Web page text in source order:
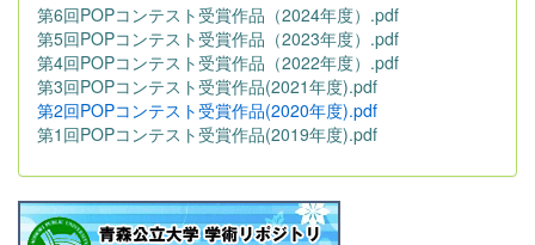
第6回POPコンテスト受賞作品（2024年度）.pdf
第5回POPコンテスト受賞作品（2023年度）.pdf
第4回POPコンテスト受賞作品（2022年度）.pdf
第3回POPコンテスト受賞作品(2021年度).pdf
第2回POPコンテスト受賞作品(2020年度).pdf
第1回POPコンテスト受賞作品(2019年度).pdf